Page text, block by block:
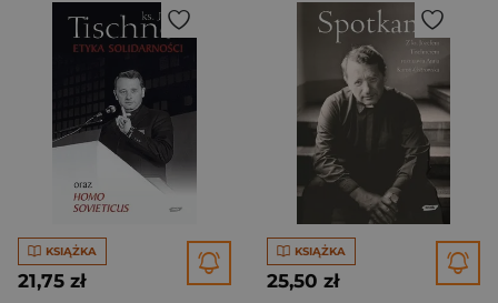
KSIĄŻKA
21,75 zł
KSIĄŻKA
25,50 zł